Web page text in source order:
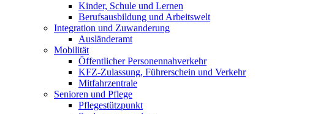
Kinder, Schule und Lernen
Berufsausbildung und Arbeitswelt
Integration und Zuwanderung
Ausländeramt
Mobilität
Öffentlicher Personennahverkehr
KFZ-Zulassung, Führerschein und Verkehr
Mitfahrzentrale
Senioren und Pflege
Pflegestützpunkt